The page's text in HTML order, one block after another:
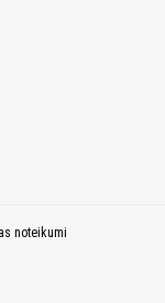
noteikumi